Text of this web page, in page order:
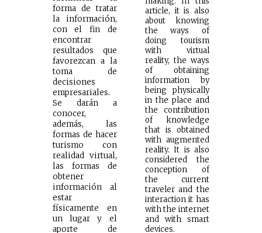
forma de tratar
la información,
con el fin de
encontrar
resultados que
favorezcan a la
toma de
decisiones
empresariales.
Se darán a
conocer,
además, las
formas de hacer
turismo con
realidad virtual,
las formas de
obtener
información al
estar
físicamente en
un lugar y el
aporte de
article, it is also
about knowing
the ways of
doing tourism
with virtual
reality, the ways
of obtaining
information by
being physically
in the place and
the contribution
of knowledge
that is obtained
with augmented
reality. It is also
considered the
conception of
the current
traveler and the
interaction it has
with the internet
and with smart
devices.